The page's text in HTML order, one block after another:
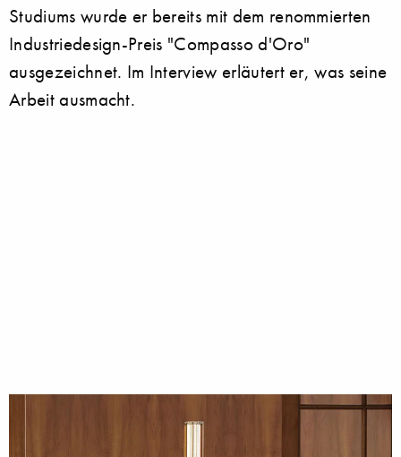
Studiums wurde er bereits mit dem renommierten
Industriedesign-Preis "Compasso d'Oro"
ausgezeichnet. Im Interview erläutert er, was seine
Arbeit ausmacht.